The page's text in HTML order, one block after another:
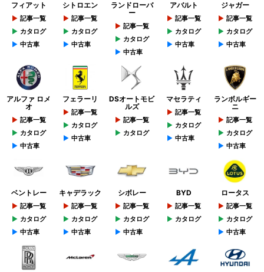
フィアット
記事一覧
カタログ
中古車
シトロエン
記事一覧
カタログ
中古車
ランドローバ
ー
記事一覧
カタログ
中古車
アバルト
記事一覧
カタログ
中古車
ジャガー
記事一覧
カタログ
中古車
アルファ ロメ
オ
記事一覧
カタログ
中古車
フェラーリ
記事一覧
カタログ
中古車
DSオートモビ
ルズ
記事一覧
カタログ
マセラティ
記事一覧
カタログ
中古車
ランボルギー
ニ
記事一覧
カタログ
中古車
ベントレー
記事一覧
カタログ
中古車
キャデラック
記事一覧
カタログ
中古車
シボレー
記事一覧
カタログ
中古車
BYD
記事一覧
カタログ
ロータス
記事一覧
カタログ
中古車